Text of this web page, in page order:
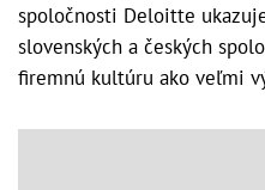
spoločnosti Deloitte
slovenských a českých
firemnú kultúru ako veľmi